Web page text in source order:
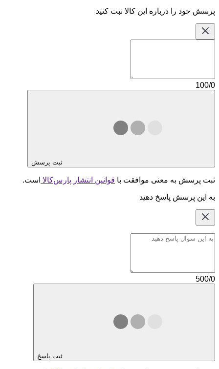
پرسش خود را درباره این کالا ثبت کنید
100/0
ثبت پرسش
ثبت پرسش به معنی موافقت با قوانین انتشار پارس‌کالا است.
به این پرسش پاسخ دهید
500/0
ثبت پاسخ